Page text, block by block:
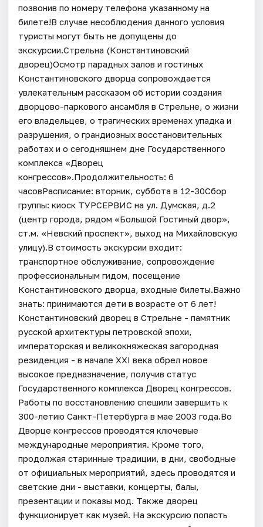
позвонив по номеру телефона указанному на
билете!В случае несоблюдения данного условия
туристы могут быть не допущены до
экскурсии.Стрельна (Константиновский
дворец)Осмотр парадных залов и гостиных
Константиновского дворца сопровождается
увлекательным рассказом об истории создания
дворцово-паркового ансамбля в Стрельне, о жизни
его владельцев, о трагических временах упадка и
разрушения, о грандиозных восстановительных
работах и о сегодняшнем дне Государственного
комплекса «Дворец
конгрессов».Продолжительность: 6
часовРасписание: вторник, суббота в 12-30Сбор
группы: киоск ТУРСЕРВИС на ул. Думская, д.2
(центр города, рядом «Большой Гостиный двор»,
ст.м. «Невский проспект», выход на Михайловскую
улицу).В стоимость экскурсии входит:
транспортное обслуживание, сопровождение
профессиональным гидом, посещение
Константиновского дворца, входные билеты.Важно
знать: принимаются дети в возрасте от 6 лет!
Константиновский дворец в Стрельне - памятник
русской архитектуры петровской эпохи,
императорская и великокняжеская загородная
резиденция - в начале XXI века обрел новое
высокое предназначение, получив статус
Государственного комплекса Дворец конгрессов.
Работы по восстановлению спешили завершить к
300-летию Санкт-Петербурга в мае 2003 года.Во
Дворце конгрессов проводятся ключевые
международные мероприятия. Кроме того,
продолжая старинные традиции, в дни, свободные
от официальных мероприятий, здесь проводятся и
светские дни - выставки, концерты, балы,
презентации и показы мод. Также дворец
функционирует как музей. На экскурсию попасть